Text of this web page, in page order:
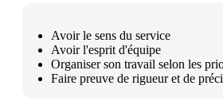
Avoir le sens du service
Avoir l'esprit d'équipe
Organiser son travail selon les
Faire preuve de rigueur et de